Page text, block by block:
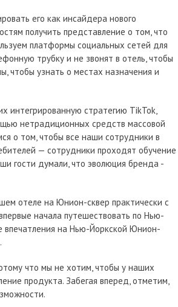
его как инсайдера нового
получить представление о том, что
платформы социальных сетей для
трубку и не звонят в отель, чтобы
чтобы узнать о местах назначения и
интегрированную стратегию TikTok,
нетрадиционных средств массовой
о том, чтобы все наши сотрудники в
— сотрудники проходят обучение
гости думали, что эволюция бренда -
отеле на Юнион-сквер практически с
начала путешествовать по Нью-
впечатления на Нью-Йоркской Юнион-
что мы не хотим, чтобы у наших
продукта. Забегая вперед, отметим,